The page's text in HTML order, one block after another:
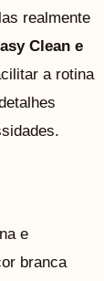
realmente
Clean e
a rotina
e
branca